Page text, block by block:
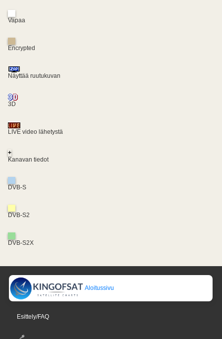
Vapaa
Encrypted
Näyttää ruutukuvan
3D
LIVE video lähetystä
+
Kanavan tiedot
DVB-S
DVB-S2
DVB-S2X
Aloitussivu
Esittely/FAQ